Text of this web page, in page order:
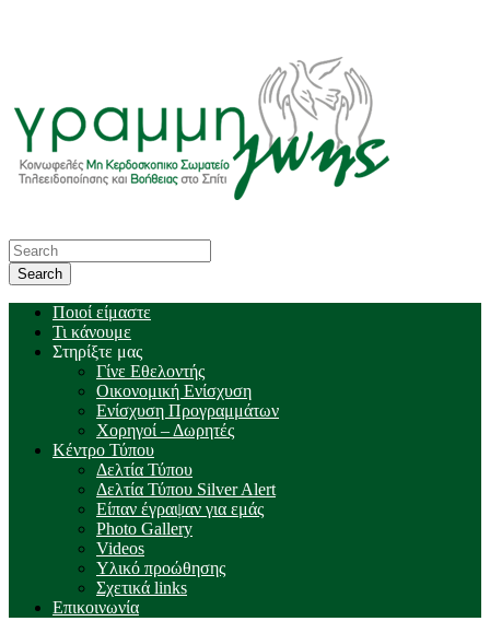
Ποιοί είμαστε
Τι κάνουμε
Στηρίξτε μας
Γίνε Εθελοντής
Οικονομική Ενίσχυση
Ενίσχυση Προγραμμάτων
Χορηγοί – Δωρητές
Κέντρο Τύπου
Δελτία Τύπου
Δελτία Τύπου Silver Alert
Είπαν έγραψαν για εμάς
Photo Gallery
Videos
Υλικό προώθησης
Σχετικά links
Επικοινωνία